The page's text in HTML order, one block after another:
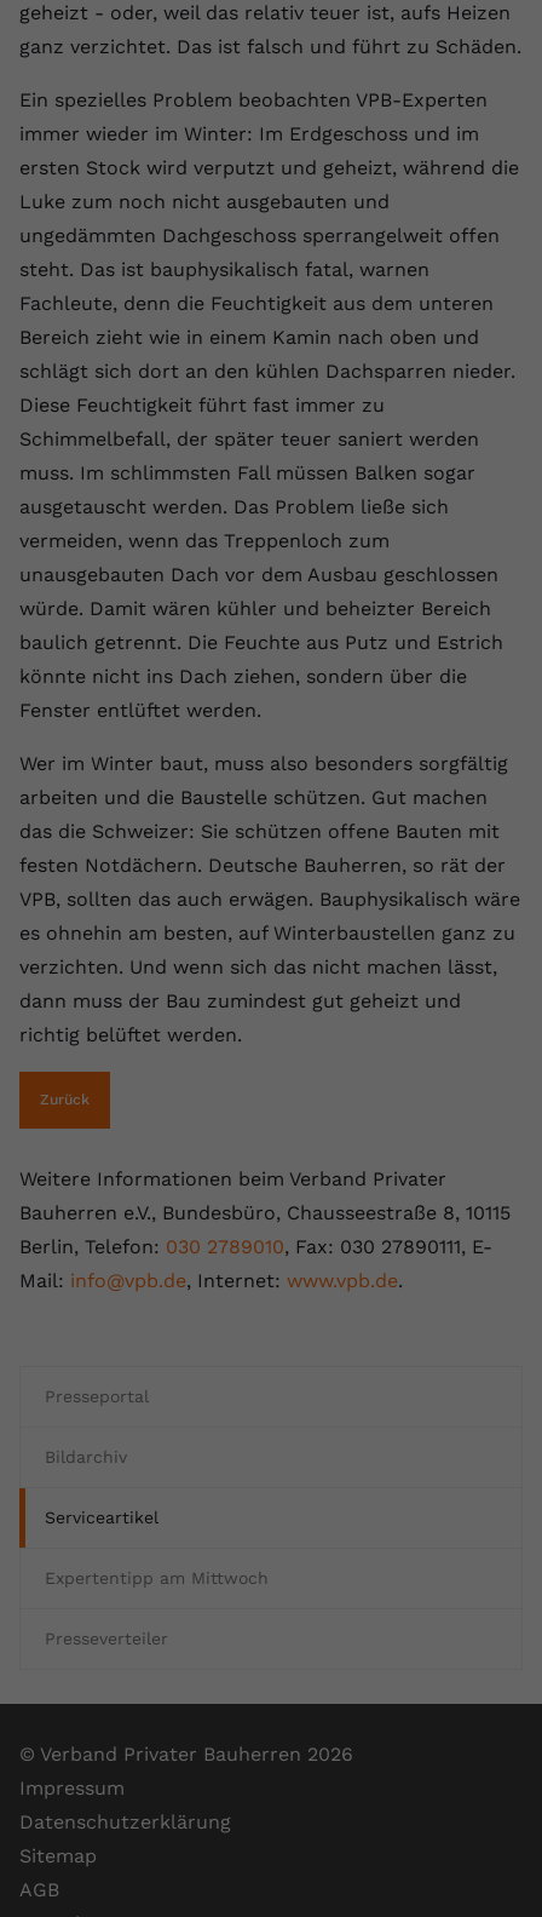
Presseportal
Bildarchiv
Serviceartikel
Expertentipp am Mittwoch
Presseverteiler
geheizt - oder, weil das relativ teuer ist, aufs Heizen
ganz verzichtet. Das ist falsch und führt zu Schäden.
Ein spezielles Problem beobachten VPB-Experten
immer wieder im Winter: Im Erdgeschoss und im
ersten Stock wird verputzt und geheizt, während die
Luke zum noch nicht ausgebauten und
ungedämmten Dachgeschoss sperrangelweit offen
steht. Das ist bauphysikalisch fatal, warnen
Fachleute, denn die Feuchtigkeit aus dem unteren
Bereich zieht wie in einem Kamin nach oben und
schlägt sich dort an den kühlen Dachsparren nieder.
Diese Feuchtigkeit führt fast immer zu
Schimmelbefall, der später teuer saniert werden
muss. Im schlimmsten Fall müssen Balken sogar
ausgetauscht werden. Das Problem ließe sich
vermeiden, wenn das Treppenloch zum
unausgebauten Dach vor dem Ausbau geschlossen
würde. Damit wären kühler und beheizter Bereich
baulich getrennt. Die Feuchte aus Putz und Estrich
könnte nicht ins Dach ziehen, sondern über die
Fenster entlüftet werden.
Wer im Winter baut, muss also besonders sorgfältig
arbeiten und die Baustelle schützen. Gut machen
das die Schweizer: Sie schützen offene Bauten mit
festen Notdächern. Deutsche Bauherren, so rät der
VPB, sollten das auch erwägen. Bauphysikalisch wäre
es ohnehin am besten, auf Winterbaustellen ganz zu
verzichten. Und wenn sich das nicht machen lässt,
dann muss der Bau zumindest gut geheizt und
richtig belüftet werden.
Zurück
Weitere Informationen beim Verband Privater
Bauherren e.V., Bundesbüro, Chausseestraße 8, 10115
Berlin, Telefon: 030 2789010, Fax: 030 27890111, E-
Mail: info@vpb.de, Internet: www.vpb.de.
© Verband Privater Bauherren 2026
Impressum
Datenschutzerklärung
Sitemap
AGB